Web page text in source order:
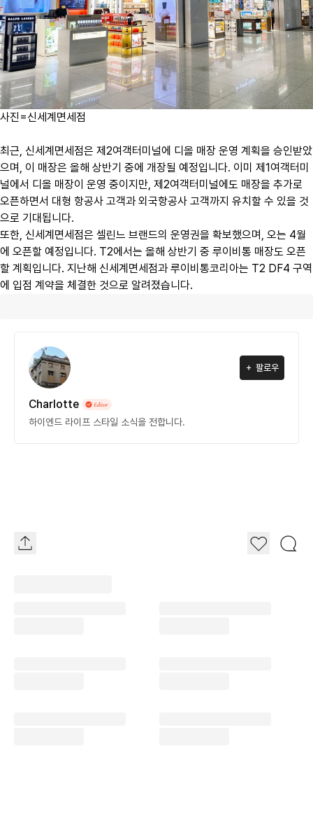
사진=신세계면세점
최근, 신세계면세점은 제2여객터미널에 디올 매장 운영 계획을 승인받았
으며, 이 매장은 올해 상반기 중에 개장될 예정입니다. 이미 제1여객터미
널에서 디올 매장이 운영 중이지만, 제2여객터미널에도 매장을 추가로
오픈하면서 대형 항공사 고객과 외국항공사 고객까지 유치할 수 있을 것
으로 기대됩니다.
또한, 신세계면세점은 셀린느 브랜드의 운영권을 확보했으며, 오는 4월
에 오픈할 예정입니다. T2에서는 올해 상반기 중 루이비통 매장도 오픈
할 계획입니다. 지난해 신세계면세점과 루이비통코리아는 T2 DF4 구역
에 입점 계약을 체결한 것으로 알려졌습니다.
팔로우
Charlotte
하이엔드 라이프 스타일 소식을 전합니다.